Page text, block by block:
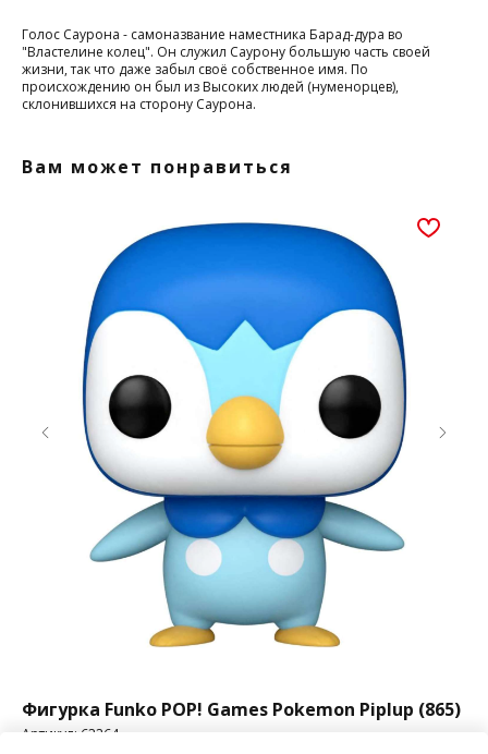
Голос Саурона - самоназвание наместника Барад-дура во
"Властелине колец". Он служил Саурону большую часть своей
жизни, так что даже забыл своё собственное имя. По
происхождению он был из Высоких людей (нуменорцев),
склонившихся на сторону Саурона.
Вам может понравиться
Фигурка Funko POP! Games Pokemon Piplup (865)
Артикул: 62264